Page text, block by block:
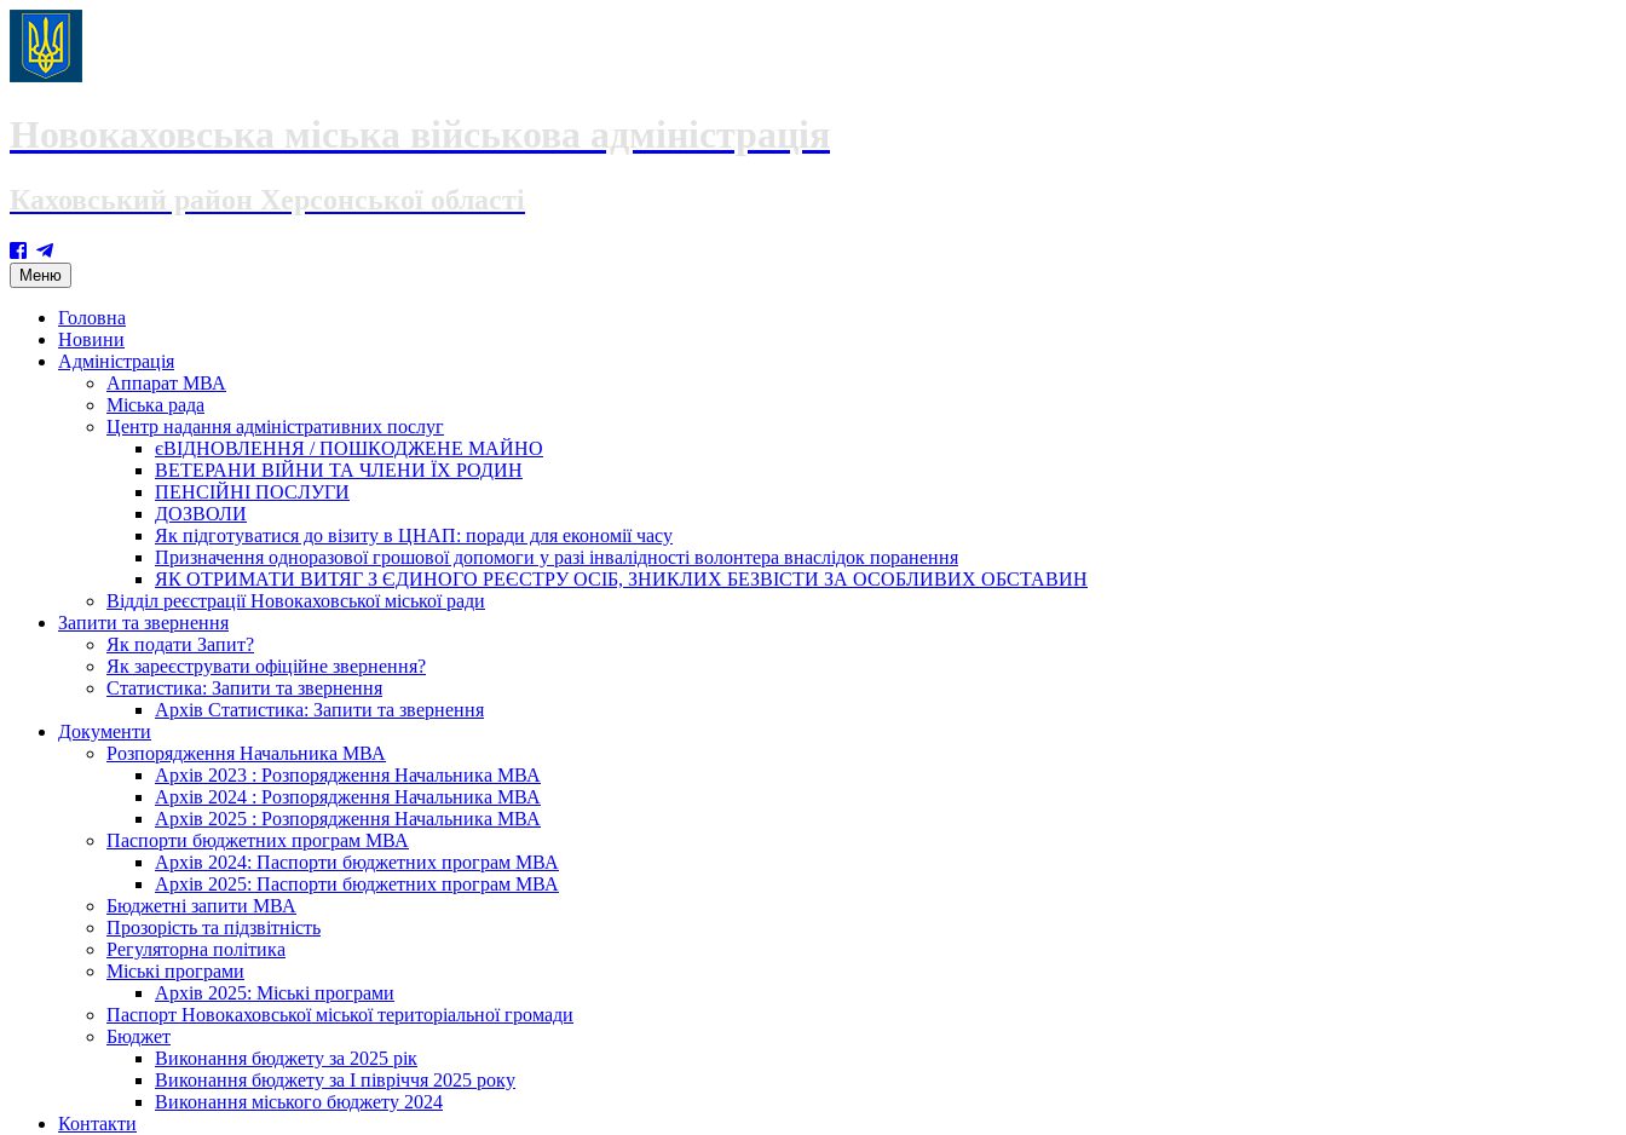
Новокаховська міська військова адміністрація
Каховський район Херсонської області
Меню Skip
to
content
Головна
Новини
Адміністрація
Аппарат МВА
Міська рада
Центр надання адміністративних послуг
єВІДНОВЛЕННЯ / ПОШКОДЖЕНЕ МАЙНО
ВЕТЕРАНИ ВІЙНИ ТА ЧЛЕНИ ЇХ РОДИН
ПЕНСІЙНІ ПОСЛУГИ
ДОЗВОЛИ
Як підготуватися до візиту в ЦНАП: поради для економії часу
Призначення одноразової грошової допомоги у разі інвалідності волонтера внаслідок поранення
ЯК ОТРИМАТИ ВИТЯГ З ЄДИНОГО РЕЄСТРУ ОСІБ, ЗНИКЛИХ БЕЗВІСТИ ЗА ОСОБЛИВИХ ОБСТАВИН
Відділ реєстрації Новокаховської міської ради
Запити та звернення
Як подати Запит?
Як зареєструвати офіційне звернення?
Статистика: Запити та звернення
Архів Статистика: Запити та звернення
Документи
Розпорядження Начальника МВА
Архів 2023 : Розпорядження Начальника МВА
Архів 2024 : Розпорядження Начальника МВА
Архів 2025 : Розпорядження Начальника МВА
Паспорти бюджетних програм МВА
Архів 2024: Паспорти бюджетних програм МВА
Архів 2025: Паспорти бюджетних програм МВА
Бюджетні запити МВА
Прозорість та підзвітність
Регуляторна політика
Міські програми
Архів 2025: Міські програми
Паспорт Новокаховської міської територіальної громади
Бюджет
Виконання бюджету за 2025 рік
Виконання бюджету за І півріччя 2025 року
Виконання міського бюджету 2024
Контакти